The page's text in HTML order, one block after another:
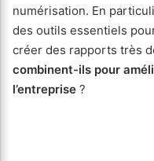
numérisation. En
des outils essentiels
créer des rapports très
combinent-ils pour
l’entreprise ?